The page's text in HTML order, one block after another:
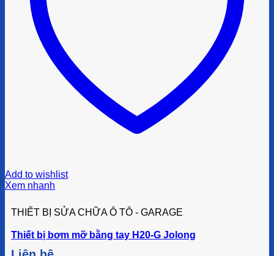
Add to wishlist
Xem nhanh
THIẾT BỊ SỬA CHỮA Ô TÔ - GARAGE
Thiết bị bơm mỡ bằng tay H20-G Jolong